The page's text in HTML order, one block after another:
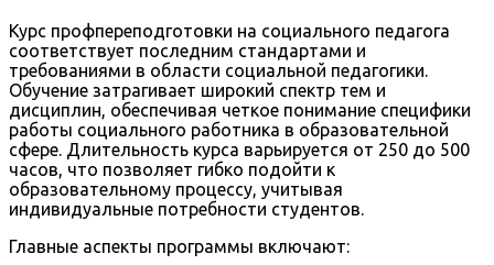
Курс профпереподготовки на социального педагога
соответствует последним стандартами и
требованиями в области социальной педагогики.
Обучение затрагивает широкий спектр тем и
дисциплин, обеспечивая четкое понимание специфики
работы социального работника в образовательной
сфере. Длительность курса варьируется от 250 до 500
часов, что позволяет гибко подойти к
образовательному процессу, учитывая
индивидуальные потребности студентов.
Главные аспекты программы включают: